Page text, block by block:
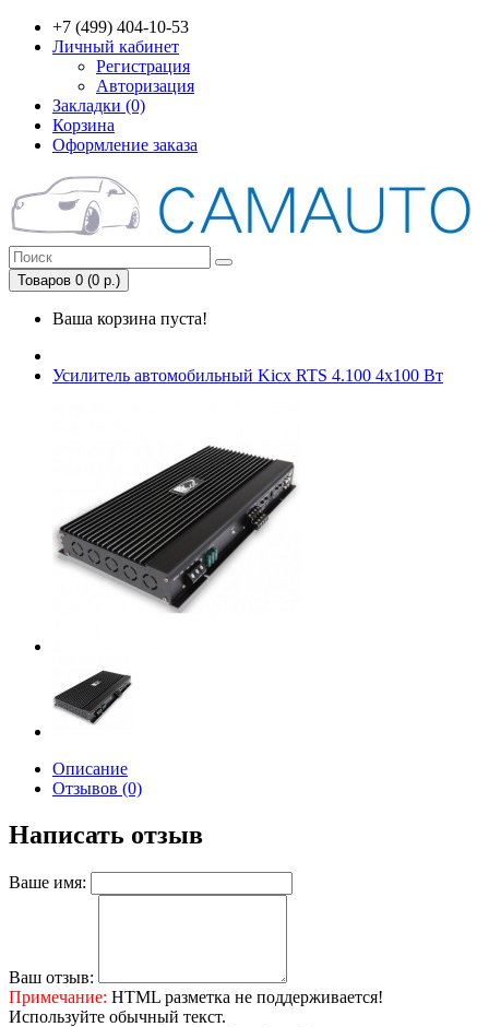
+7 (499) 404-10-53
Личный кабинет
Регистрация
Авторизация
Закладки (0)
Корзина
Оформление заказа
Товаров 0 (0 р.)
Ваша корзина пуста!
Усилитель автомобильный Kicx RTS 4.100 4x100 Вт
Описание
Отзывов (0)
Написать отзыв
Ваше имя:
Ваш отзыв:
Примечание: HTML разметка не поддерживается!
Используйте обычный текст.